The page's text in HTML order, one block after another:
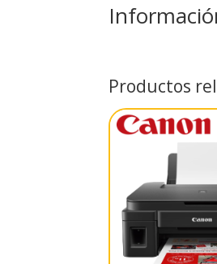
Productos